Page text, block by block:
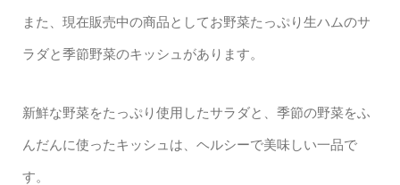
また、現在販売中の商品としてお野菜たっぷり生ハムのサ
ラダと季節野菜のキッシュがあります。
新鮮な野菜をたっぷり使用したサラダと、季節の野菜をふ
んだんに使ったキッシュは、ヘルシーで美味しい一品で
す。